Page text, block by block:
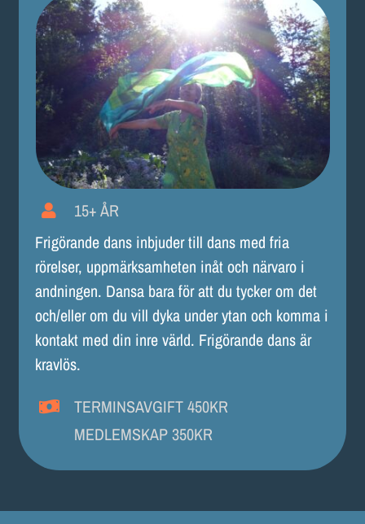
15+ ÅR
Frigörande dans inbjuder till dans med fria
rörelser, uppmärksamheten inåt och närvaro i
andningen. Dansa bara för att du tycker om det
och/eller om du vill dyka under ytan och komma i
kontakt med din inre värld. Frigörande dans är
kravlös.
TERMINSAVGIFT 450KR
MEDLEMSKAP 350KR